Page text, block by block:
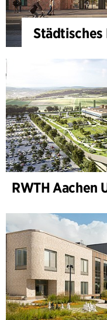
Städtisches